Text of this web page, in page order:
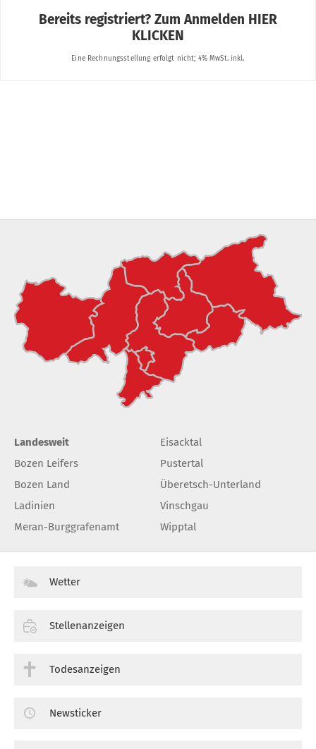
Landesweit
Bozen Leifers
Bozen Land
Ladinien
Meran-Burggrafenamt
Eisacktal
Pustertal
Überetsch-Unterland
Vinschgau
Wipptal
Wetter
Stellenanzeigen
Todesanzeigen
Newsticker